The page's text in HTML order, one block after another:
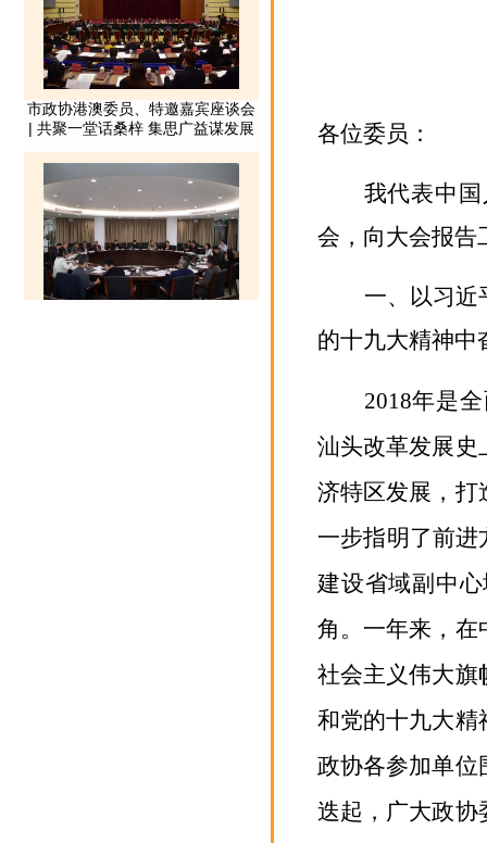
各位委员：
我代表中
会，向大会报告
一、以习近
的十九大精神中
2018年是
汕头改革发展史
济特区发展 ， 打
一步指明了前
建设省域副中
角。一年来，在
社会主义伟大旗
和党的十九大精
政协各参加单位
迭起，广大政协